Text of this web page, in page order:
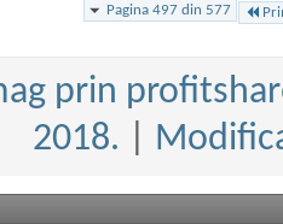
Pagina 497 din 577
prin
2018.